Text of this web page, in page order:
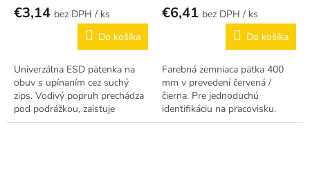
€3,14
/ ks
Do košíka
Univerzálna ESD pätenka na
obuv s upínaním cez suchý
zips. Vodivý popruh prechádza
pod podrážkou, zaisťuje
uzemnenie cez ESD podlahu.
€6,41
/ ks
Do košíka
Farebná zemniaca pätka 400
mm v prevedení červená /
čierna. Pre jednoduchú
identifikáciu na pracovisku.